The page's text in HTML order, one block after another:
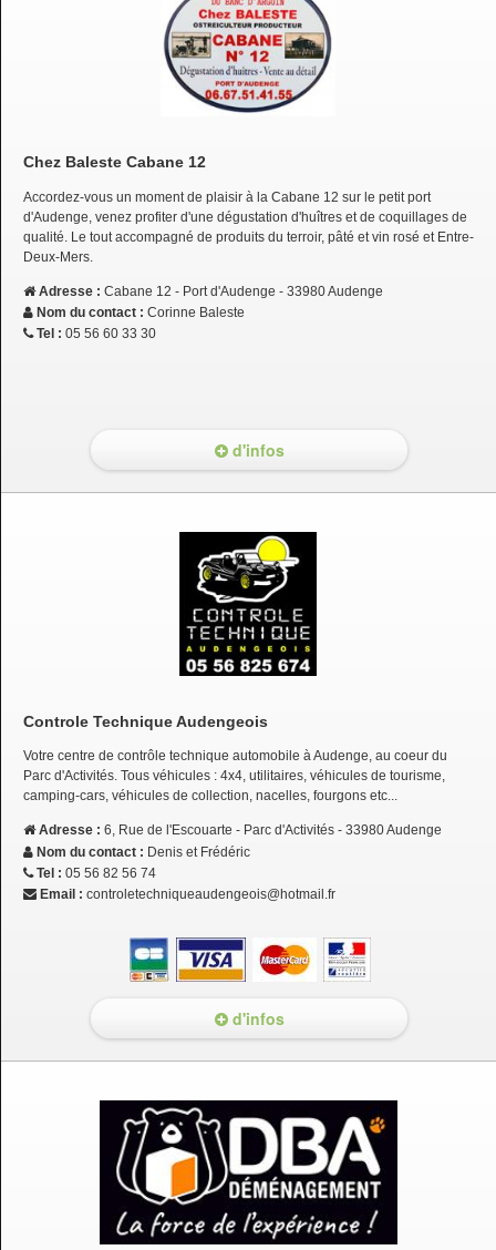
Chez Baleste Cabane 12
Accordez-vous un moment de plaisir à la Cabane 12 sur le petit port
d'Audenge, venez profiter d'une dégustation d'huîtres et de coquillages de
qualité. Le tout accompagné de produits du terroir, pâté et vin rosé et Entre-
Deux-Mers.
Adresse : Cabane 12 - Port d'Audenge - 33980 Audenge
Nom du contact : Corinne Baleste
Tel : 05 56 60 33 30
d'infos
Controle Technique Audengeois
Votre centre de contrôle technique automobile à Audenge, au coeur du
Parc d'Activités. Tous véhicules : 4x4, utilitaires, véhicules de tourisme,
camping-cars, véhicules de collection, nacelles, fourgons etc...
Adresse : 6, Rue de l'Escouarte - Parc d'Activités - 33980 Audenge
Nom du contact : Denis et Frédéric
Tel : 05 56 82 56 74
Email : controletechniqueaudengeois@hotmail.fr
d'infos